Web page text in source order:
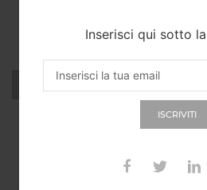
Inserisci qui sotto
ISCRIVITI